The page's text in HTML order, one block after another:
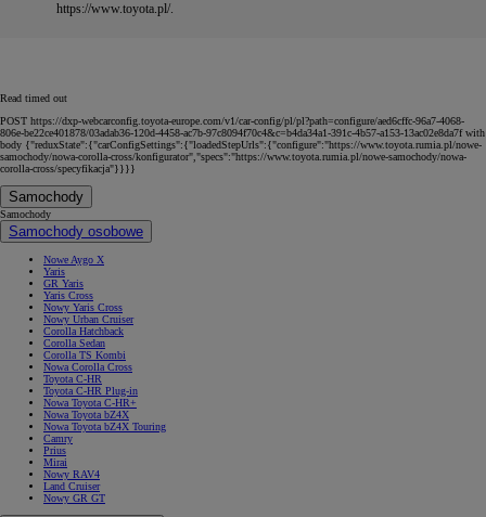
https://www.toyota.pl/.
Read timed out
POST https://dxp-webcarconfig.toyota-europe.com/v1/car-config/pl/pl?path=configure/aed6cffc-96a7-4068-
806e-be22ce401878/03adab36-120d-4458-ac7b-97c8094f70c4&c=b4da34a1-391c-4b57-a153-13ac02e8da7f with
body {"reduxState":{"carConfigSettings":{"loadedStepUrls":{"configure":"https://www.toyota.rumia.pl/nowe-
samochody/nowa-corolla-cross/konfigurator","specs":"https://www.toyota.rumia.pl/nowe-samochody/nowa-
corolla-cross/specyfikacja"}}}}
Samochody
Samochody
Samochody osobowe
Nowe Aygo X
Yaris
GR Yaris
Yaris Cross
Nowy Yaris Cross
Nowy Urban Cruiser
Corolla Hatchback
Corolla Sedan
Corolla TS Kombi
Nowa Corolla Cross
Toyota C-HR
Toyota C-HR Plug-in
Nowa Toyota C-HR+
Nowa Toyota bZ4X
Nowa Toyota bZ4X Touring
Camry
Prius
Mirai
Nowy RAV4
Land Cruiser
Nowy GR GT